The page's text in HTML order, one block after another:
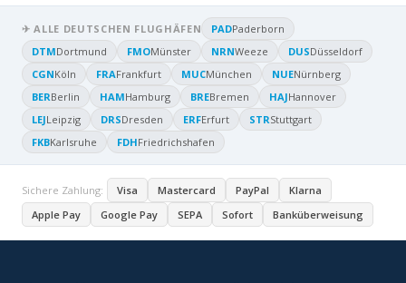
✈ ALLE DEUTSCHEN FLUGHÄFEN PADPaderborn
DTMDortmund FMOMünster NRNWeeze DUSDüsseldorf
CGNKöln FRAFrankfurt MUCMünchen NUENürnberg
BERBerlin HAMHamburg BREBremen HAJHannover
LEJLeipzig DRSDresden ERFErfurt STRStuttgart
FKBKarlsruhe FDHFriedrichshafen
Sichere Zahlung: Visa Mastercard PayPal
Klarna
Apple Pay
Google Pay SEPA Sofort Banküberweisung